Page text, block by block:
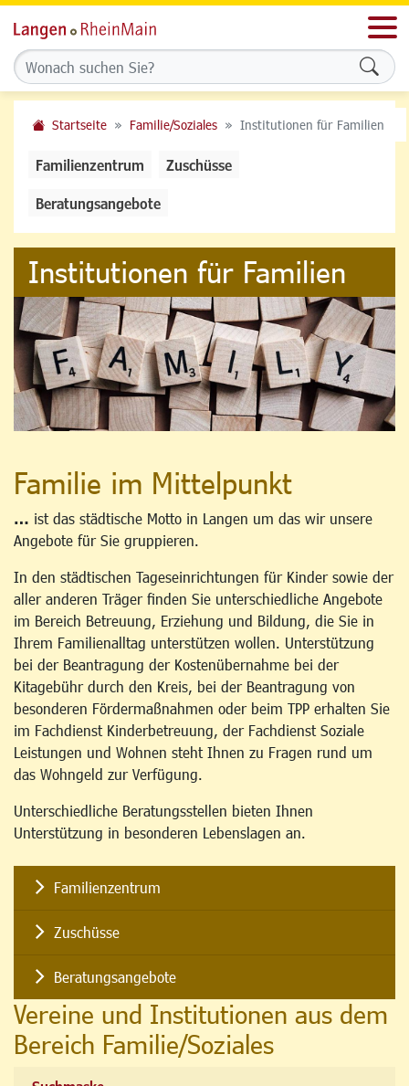
Startseite Familie/Soziales Institutionen für Familien
Familienzentrum Zuschüsse
Beratungsangebote
Institutionen für Familien
Familie im Mittelpunkt
… ist das städtische Motto in Langen um das wir unsere
Angebote für Sie gruppieren.
In den städtischen Tageseinrichtungen für Kinder sowie der
aller anderen Träger finden Sie unterschiedliche Angebote
im Bereich Betreuung, Erziehung und Bildung, die Sie in
Ihrem Familienalltag unterstützen wollen. Unterstützung
bei der Beantragung der Kostenübernahme bei der
Kitagebühr durch den Kreis, bei der Beantragung von
besonderen Fördermaßnahmen oder beim TPP erhalten Sie
im Fachdienst Kinderbetreuung, der Fachdienst Soziale
Leistungen und Wohnen steht Ihnen zu Fragen rund um
das Wohngeld zur Verfügung.
Unterschiedliche Beratungsstellen bieten Ihnen
Unterstützung in besonderen Lebenslagen an.
Familienzentrum
Zuschüsse
Beratungsangebote
Vereine und Institutionen aus dem
Bereich Familie/Soziales